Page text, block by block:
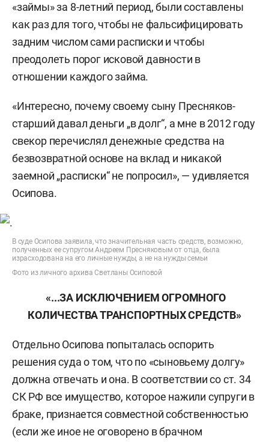
«займы» за 8-летний период, были составлены
как раз для того, чтобы не фальсифицировать
задним числом сами расписки и чтобы
преодолеть порог исковой давности в
отношении каждого займа.
«Интересно, почему своему сыну Пресняков-
старший давал деньги „в долг“, а мне в 2012 году
свекор перечислял денежные средства на
безвозвратной основе на вклад и никакой
заемной „расписки“ не попросил», — удивляется
Осипова.
В суде Осипова заявила, что значительная часть средств, возможно,
полученных ее супругом Андреем Пресняковым от отца, была
израсходована на его личные нужды, а не на нужды семьи
Фото из личного архива Светланы Осиповой
«...ЗА ИСКЛЮЧЕНИЕМ ОГРОМНОГО
КОЛИЧЕСТВА ТРАНСПОРТНЫХ СРЕДСТВ»
Отдельно Осипова попыталась оспорить
решения суда о том, что по «сыновьему долгу»
должна отвечать и она. В соответствии со ст. 34
СК РФ все имущество, которое нажили супруги в
браке, признается совместной собственностью
(если же иное не оговорено в брачном